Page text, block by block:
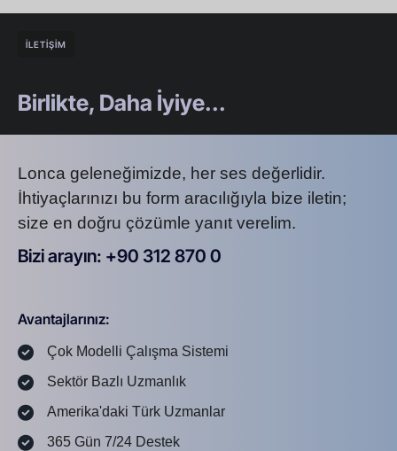
İLETİŞİM
Birlikte, Daha İyiye...
Lonca geleneğimizde, her ses değerlidir.
İhtiyaçlarınızı bu form aracılığıyla bize iletin;
size en doğru çözümle yanıt verelim.
Bizi arayın: +90 312 870 0
Avantajlarınız:
Çok Modelli Çalışma Sistemi
Sektör Bazlı Uzmanlık
Amerika'daki Türk Uzmanlar
365 Gün 7/24 Destek